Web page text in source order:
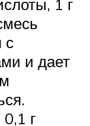
1 г
с
и дает
г